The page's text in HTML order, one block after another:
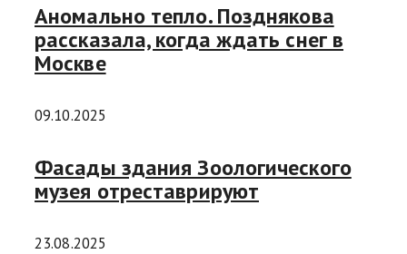
Аномально тепло. Позднякова
рассказала, когда ждать снег в
Москве
09.10.2025
Фасады здания Зоологического
музея отреставрируют
23.08.2025